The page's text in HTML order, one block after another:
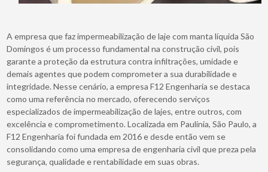
A empresa que faz impermeabilização de laje com manta líquida São
Domingos é um processo fundamental na construção civil, pois
garante a proteção da estrutura contra infiltrações, umidade e
demais agentes que podem comprometer a sua durabilidade e
integridade. Nesse cenário, a empresa F12 Engenharia se destaca
como uma referência no mercado, oferecendo serviços
especializados de impermeabilização de lajes, entre outros, com
excelência e comprometimento. Localizada em Paulínia, São Paulo, a
F12 Engenharia foi fundada em 2016 e desde então vem se
consolidando como uma empresa de engenharia civil que preza pela
segurança, qualidade e rentabilidade em suas obras.